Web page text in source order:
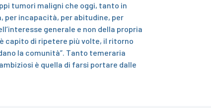
tumori maligni che oggi, tanto in
per incapacità, per abitudine, per
generale e non della propria
capito di ripetere più volte, il ritorno
la comunità”. Tanto temeraria
è quella di farsi portare dalle